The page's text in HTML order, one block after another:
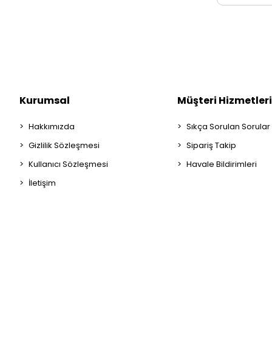
Post-İt
Rubenis
Şahin Mikro Ottonya
SAKASHİ
Kurumsal
Hakkımızda
Gizlilik Sözleşmesi
Kullanıcı Sözleşmesi
İletişim
Müşteri Hizmetleri
Sıkça Sorulan Sorular
Sipariş Takip
Havale Bildirimleri